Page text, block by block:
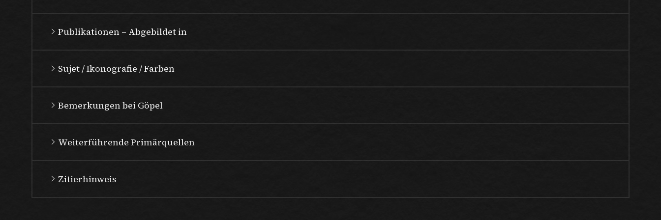
Publikationen – Abgebildet in
Sujet / Ikonografie / Farben
Bemerkungen bei Göpel
Weiterführende Primärquellen
Zitierhinweis